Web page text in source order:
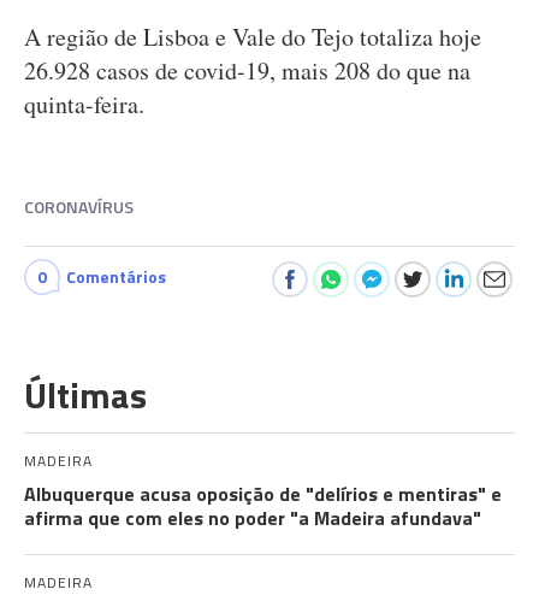
A região de Lisboa e Vale do Tejo totaliza hoje
26.928 casos de covid-19, mais 208 do que na
quinta-feira.
CORONAVÍRUS
0 Comentários
Últimas
MADEIRA
Albuquerque acusa oposição de "delírios e mentiras" e
afirma que com eles no poder "a Madeira afundava"
MADEIRA